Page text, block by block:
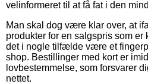
velinformeret til at få fat i den
Man skal dog være klar over, at
produkter for en salgspris som
det i nogle tilfælde være et
shop. Bestillinger med kort er
lovbestemmelse, som forsvarer
nettet.